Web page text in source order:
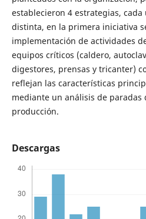
establecieron 4 estrategias,
distinta, en la primera iniciativa
implementación de actividades
equipos críticos (caldero,
digestores, prensas y tricanter)
reflejan las características
mediante un análisis de paradas
producción.
Descargas